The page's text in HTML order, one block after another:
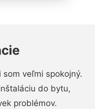
veľmi spokojný.
do bytu,
problémov.